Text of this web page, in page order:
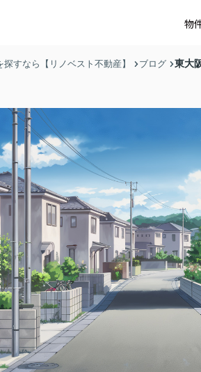
物
すなら【リノベスト不動産】 ブログ 東大